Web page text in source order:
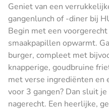
Geniet van een
gangenlunch of -diner bij
Begin met een
smaakpapillen opwarmt.
burger, compleet met
knapperige, goudbruine
met verse ingrediënten en
voor 3 gangen? Dan sluit
nagerecht. Een heerlijke,